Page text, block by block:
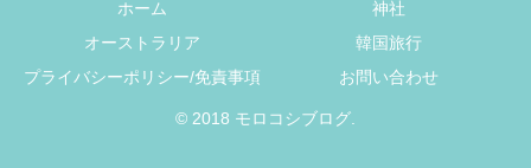
ホーム
神社
オーストラリア
韓国旅行
プライバシーポリシー/免責事項
お問い合わせ
© 2018 モロコシブログ.